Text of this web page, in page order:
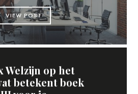
VIEW POST
Welzijn op het
betekent boek